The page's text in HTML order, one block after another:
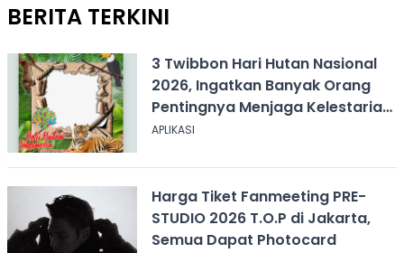
BERITA TERKINI
3 Twibbon Hari Hutan Nasional
2026, Ingatkan Banyak Orang
Pentingnya Menjaga Kelestarian
Hutan
APLIKASI
Harga Tiket Fanmeeting PRE-
STUDIO 2026 T.O.P di Jakarta,
Semua Dapat Photocard